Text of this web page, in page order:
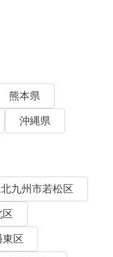
熊本県
沖縄県
北九州市若松区
区